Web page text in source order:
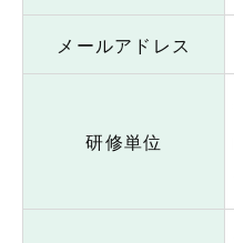
メールアドレス
研修単位